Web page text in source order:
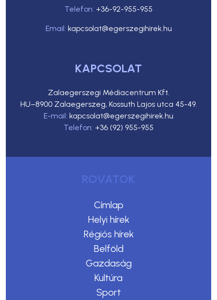
Telefon: +36-92-955-955
Email: kapcsolat@egerszegihirek.hu
KAPCSOLAT
Zalaegerszegi Médiacentrum Kft.
HU–8900 Zalaegerszeg, Kossuth Lajos utca 45-49.
E-mail: kapcsolat@egerszegihirek.hu
Telefon: +36 (92) 955-955
ROVATOK
Címlap
Helyi hírek
Régiós hírek
Belföld
Gazdaság
Kultúra
Sport